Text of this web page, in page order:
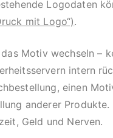
Logodaten
mit Logo“).
Motiv wechseln –
intern
einen
anderer Produkte.
Geld und Nerven.